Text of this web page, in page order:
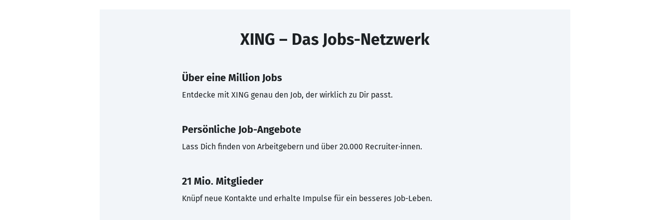
XING – Das Jobs-Netzwerk
Über eine Million Jobs
Entdecke mit XING genau den Job, der wirklich zu Dir passt.
Persönliche Job-Angebote
Lass Dich finden von Arbeitgebern und über 20.000 Recruiter·innen.
21 Mio. Mitglieder
Knüpf neue Kontakte und erhalte Impulse für ein besseres Job-Leben.